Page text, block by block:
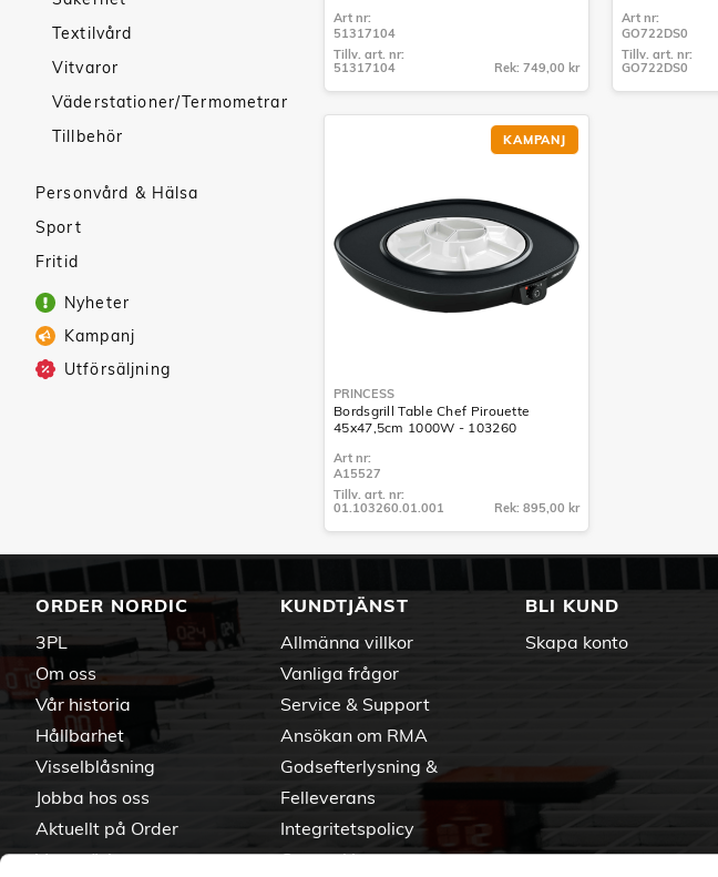
Textilvård
Vitvaror
Väderstationer/Termometrar
Tillbehör
Personvård & Hälsa
Sport
Fritid
Nyheter
Kampanj
Utförsäljning
Art nr:
51317104
51317104
Tillv. art. nr:
51317104
Rek: 749,00 kr
Art nr:
GO722DS0
GO722DS0
Tillv. art. nr:
GO722DS0
KAMPANJ
PRINCESS
Bordsgrill Table Chef Pirouette
45x47,5cm 1000W - 103260
Art nr:
A15527
01.103260.01.001
Tillv. art. nr:
01.103260.01.001
Rek: 895,00 kr
ORDER NORDIC
3PL
Om oss
Vår historia
Hållbarhet
Visselblåsning
Jobba hos oss
Aktuellt på Order
Varumärken
KUNDTJÄNST
Allmänna villkor
Vanliga frågor
Service & Support
Ansökan om RMA
Godsefterlysning &
Felleverans
Integritetspolicy
Om cookies
BLI KUND
Skapa konto